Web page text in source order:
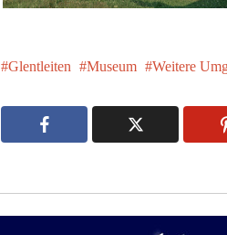
Glentleiten Museum Weitere